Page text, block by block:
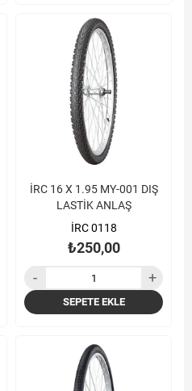
İRC 16 X 1.95 MY-001 DIŞ
LASTİK ANLAŞ
İRC 0118
₺250,00
SEPETE EKLE